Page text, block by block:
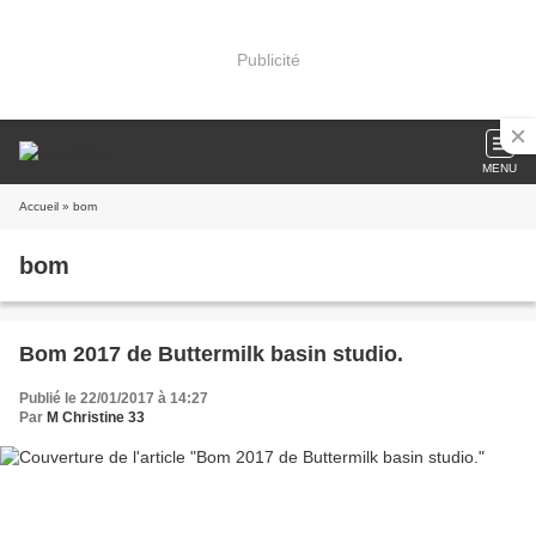
Publicité
MENU
Accueil » bom
bom
Bom 2017 de Buttermilk basin studio.
Publié le 22/01/2017 à 14:27
Par M Christine 33